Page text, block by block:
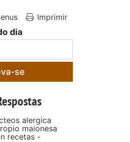
Imprimir
dia
se
alergica
maionesa
recetas -